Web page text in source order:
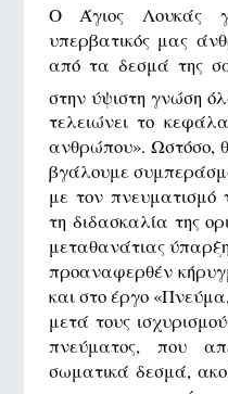
Ο Άγιος Λουκάς
υπερβατικός μας
από τα δεσμά της
στην ύψιστη γνώση
τελειώνει το
ανθρώπου». Ωστόσο,
βγάλουμε
με τον
τη διδασκαλία της
μεταθανάτιας
προαναφερθέν
και στο έργο
μετά τους
πνεύματος, που
σωματικά δεσμά,